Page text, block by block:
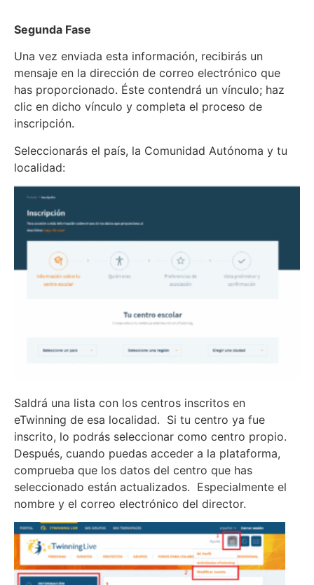
Segunda Fase
Una vez enviada esta información, recibirás un
mensaje en la dirección de correo electrónico que
has proporcionado. Éste contendrá un vínculo; haz
clic en dicho vínculo y completa el proceso de
inscripción.
Seleccionarás el país, la Comunidad Autónoma y tu
localidad:
Saldrá una lista con los centros inscritos en
eTwinning de esa localidad. Si tu centro ya fue
inscrito, lo podrás seleccionar como centro propio.
Después, cuando puedas acceder a la plataforma,
comprueba que los datos del centro que has
seleccionado están actualizados. Especialmente el
nombre y el correo electrónico del director.